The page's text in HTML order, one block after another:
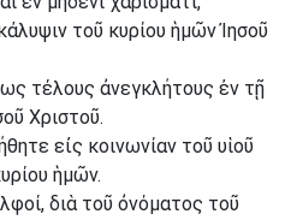
τοῦ κυρίου ἡμῶν Ἰησοῦ
τέλους ἀνεγκλήτους ἐν τῇ
Χριστοῦ.
εἰς κοινωνίαν τοῦ υἱοῦ
ἡμῶν.
διὰ τοῦ ὀνόματος τοῦ